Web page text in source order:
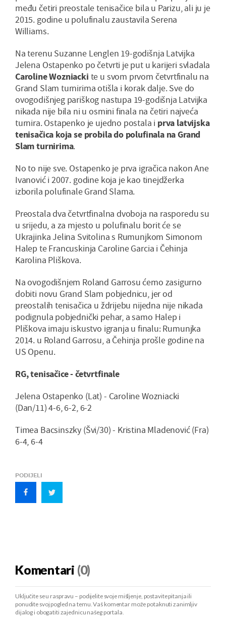
među četiri preostale tenisačice bila u Parizu, ali ju je
2015. godine u polufinalu zaustavila Serena
Williams.
Na terenu Suzanne Lenglen 19-godišnja Latvijka
Jelena Ostapenko po četvrti je put u karijeri svladala
Caroline Wozniacki te u svom prvom četvrtfinalu na
Grand Slam turnirima otišla i korak dalje. Sve do
ovogodišnjeg pariškog nastupa 19-godišnja Latvijka
nikada nije bila ni u osmini finala na četiri najveća
turnira. Ostapenko je ujedno postala i prva latvijska
tenisačica koja se probila do polufinala na Grand
Slam turnirima.
No to nije sve. Ostapenko je prva igračica nakon Ane
Ivanović i 2007. godine koja je kao tinejdžerka
izborila polufinale Grand Slama.
Preostala dva četvrtfinalna dvoboja na rasporedu su
u srijedu, a za mjesto u polufinalu borit će se
Ukrajinka Jelina Svitolina s Rumunjkom Simonom
Halep te Francuskinja Caroline Garcia i Čehinja
Karolina Pliškova.
Na ovogodišnjem Roland Garrosu ćemo zasigurno
dobiti novu Grand Slam pobjednicu, jer od
preostalih tenisačica u ždrijebu nijedna nije nikada
podignula pobjednički pehar, a samo Halep i
Pliškova imaju iskustvo igranja u finalu: Rumunjka
2014. u Roland Garrosu, a Čehinja prošle godine na
US Openu.
RG, tenisačice - četvrtfinale
Jelena Ostapenko (Lat) - Caroline Wozniacki
(Dan/11) 4-6, 6-2, 6-2
Timea Bacsinszky (Švi/30) - Kristina Mladenović (Fra)
6-4, 6-4
PODIJELI
Komentari (0)
Uključite se u raspravu – podijelite svoje mišljenje, postavite pitanja ili
ponudite svoj pogled na temu. Vaš komentar može potaknuti zanimljiv
dijalog i obogatiti zajednicu našeg portala.